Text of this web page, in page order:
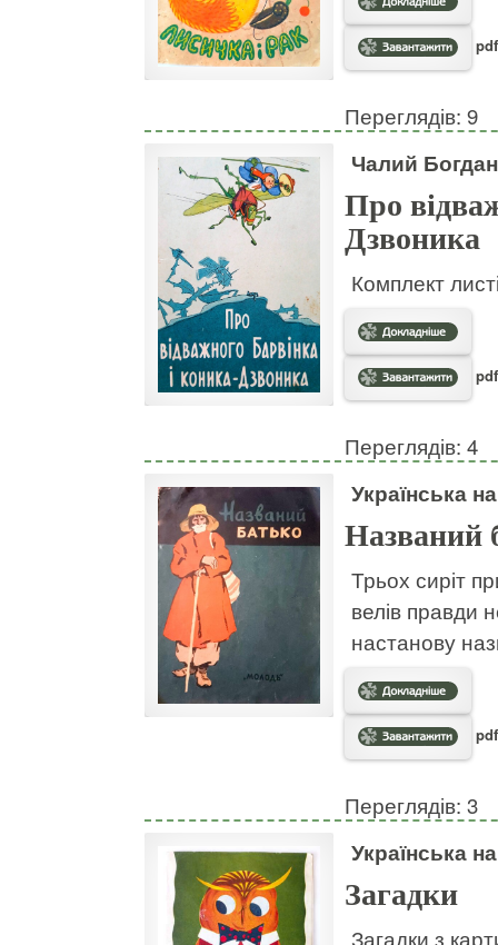
Переглядів: 9
Чалий
Про
Дзвоника
Комплект
Переглядів: 4
Українська
Названий
Трьох сиріт
велів правди
настанову
Переглядів: 3
Українська
Загадки
Загадки з